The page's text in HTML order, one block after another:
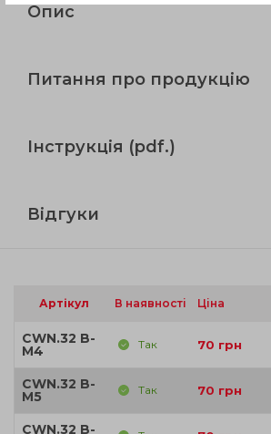
Опис
Питання про продукцію
Інструкція (pdf.)
Відгуки
Артікул В наявності Ціна
CWN.32 B-
M4 Так 70 грн
CWN.32 B-
M5 Так 70 грн
CWN.32 B-